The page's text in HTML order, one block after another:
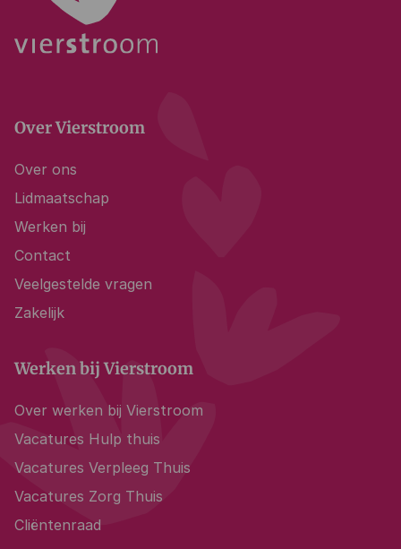
Over Vierstroom
Over ons
Lidmaatschap
Werken bij
Contact
Veelgestelde vragen
Zakelijk
Werken bij Vierstroom
Over werken bij Vierstroom
Vacatures Hulp thuis
Vacatures Verpleeg Thuis
Vacatures Zorg Thuis
Cliëntenraad